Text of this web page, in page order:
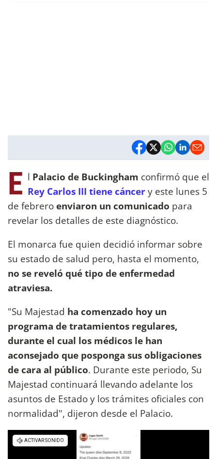
E l Palacio de Buckingham confirmó que el
Rey Carlos III tiene cáncery este lunes 5
de febrero enviaron un comunicado para
revelar los detalles de este diagnóstico.
El monarca fue quien decidió informar sobre
su estado de salud pero, hasta el momento,
no se reveló qué tipo de enfermedad
atraviesa.
"Su Majestad ha comenzado hoy un
programa de tratamientos regulares,
durante el cual los médicos le han
aconsejado que posponga sus obligaciones
de cara al público. Durante este periodo, Su
Majestad continuará llevando adelante los
asuntos de Estado y los trámites oficiales con
normalidad", dijeron desde el Palacio.